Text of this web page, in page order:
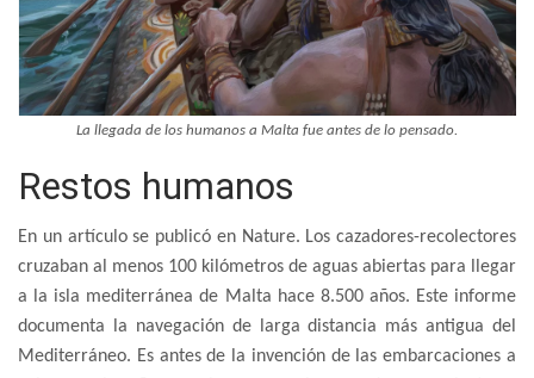
La llegada de los humanos a Malta fue antes de lo pensado.
Restos humanos
En un artículo se publicó en Nature. Los cazadores-recolectores
cruzaban al menos 100 kilómetros de aguas abiertas para llegar
a la isla mediterránea de Malta hace 8.500 años. Este informe
documenta la navegación de larga distancia más antigua del
Mediterráneo. Es antes de la invención de las embarcaciones a